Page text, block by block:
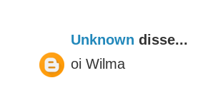
Unknown disse...
oi Wilma